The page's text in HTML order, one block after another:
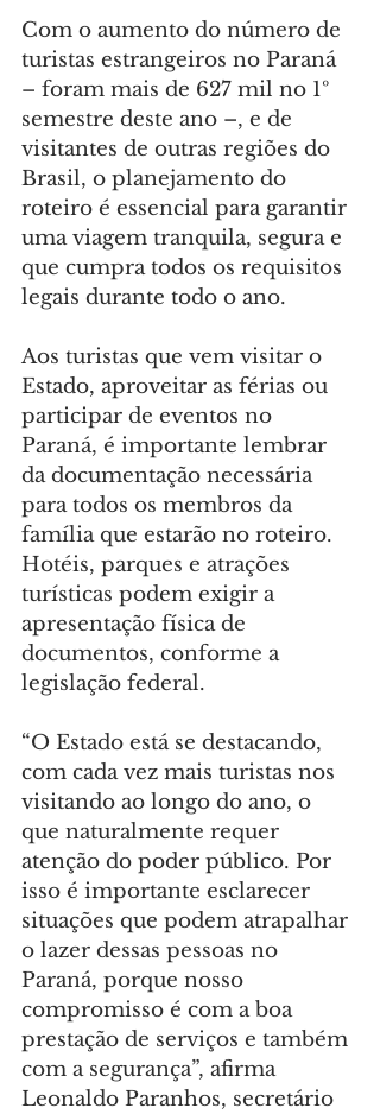
Com o aumento do número de
turistas estrangeiros no Paraná
– foram mais de 627 mil no 1º
semestre deste ano –, e de
visitantes de outras regiões do
Brasil, o planejamento do
roteiro é essencial para garantir
uma viagem tranquila, segura e
que cumpra todos os requisitos
legais durante todo o ano.
Aos turistas que vem visitar o
Estado, aproveitar as férias ou
participar de eventos no
Paraná, é importante lembrar
da documentação necessária
para todos os membros da
família que estarão no roteiro.
Hotéis, parques e atrações
turísticas podem exigir a
apresentação física de
documentos, conforme a
legislação federal.
“O Estado está se destacando,
com cada vez mais turistas nos
visitando ao longo do ano, o
que naturalmente requer
atenção do poder público. Por
isso é importante esclarecer
situações que podem atrapalhar
o lazer dessas pessoas no
Paraná, porque nosso
compromisso é com a boa
prestação de serviços e também
com a segurança”, afirma
Leonaldo Paranhos, secretário